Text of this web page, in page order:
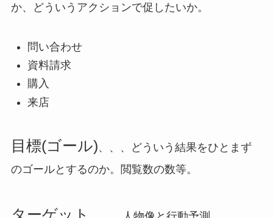
か、どういうアクションで促したいか。
問い合わせ
資料請求
購入
来店
目標(ゴール)、、、どういう結果をひとまず
のゴールとするのか。閲覧数の数等。
ターゲット